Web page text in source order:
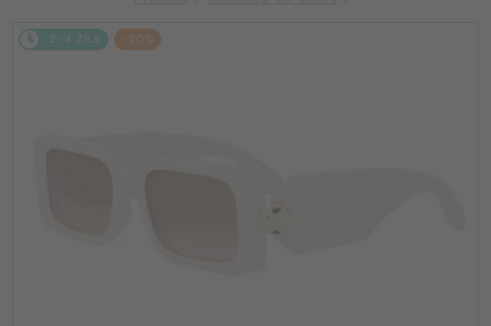
2-4 ZILE -20%